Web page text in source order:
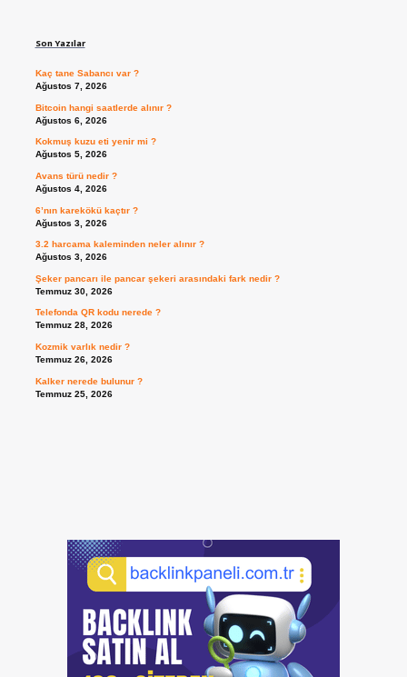
Son Yazılar
Kaç tane Sabancı var ?
Ağustos 7, 2026
Bitcoin hangi saatlerde alınır ?
Ağustos 6, 2026
Kokmuş kuzu eti yenir mi ?
Ağustos 5, 2026
Avans türü nedir ?
Ağustos 4, 2026
6’nın karekökü kaçtır ?
Ağustos 3, 2026
3.2 harcama kaleminden neler alınır ?
Ağustos 3, 2026
Şeker pancarı ile pancar şekeri arasındaki fark nedir ?
Temmuz 30, 2026
Telefonda QR kodu nerede ?
Temmuz 28, 2026
Kozmik varlık nedir ?
Temmuz 26, 2026
Kalker nerede bulunur ?
Temmuz 25, 2026